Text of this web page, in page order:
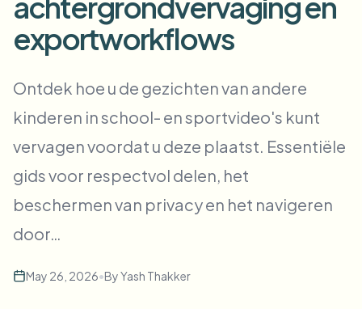
Gezicht wisselen - Video
Video-intelligentie
Verwerk veel video’s in één keer
Bulk gezichtsvervaging
Hoge doorvoer pipelines
Enterprise-zones, beleid en beoordeling
API & SDK
Contactformulier
Video-intelligentie
Achtergrondverwijdering in bulk
exportworkflows
Ontdek hoe u de gezichten van andere
kinderen in school- en sportvideo's kunt
vervagen voordat u deze plaatst. Essentiële
gids voor respectvol delen, het
beschermen van privacy en het navigeren
door…
May 26, 2026•ByYash Thakker